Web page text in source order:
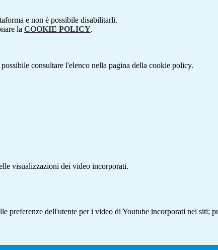
e non è possibile disabilitarli.
la COOKIE POLICY.
consultare l'elenco nella pagina della cookie policy.
visualizzazioni dei video incorporati.
preferenze dell'utente per i video di Youtube incorporati nei siti;